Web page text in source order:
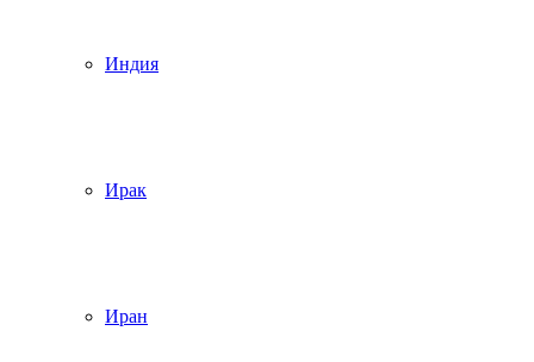
Индия
Ирак
Иран